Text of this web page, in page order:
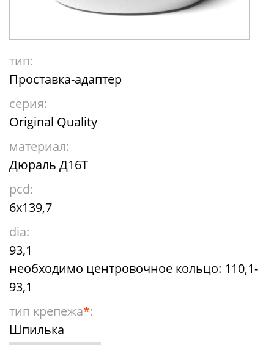
тип:
Проставка-адаптер
серия:
Original Quality
материал:
Дюраль Д16Т
pcd:
6x139,7
dia:
93,1
необходимо центровочное кольцо: 110,1-
93,1
тип крепежа*:
Шпилька